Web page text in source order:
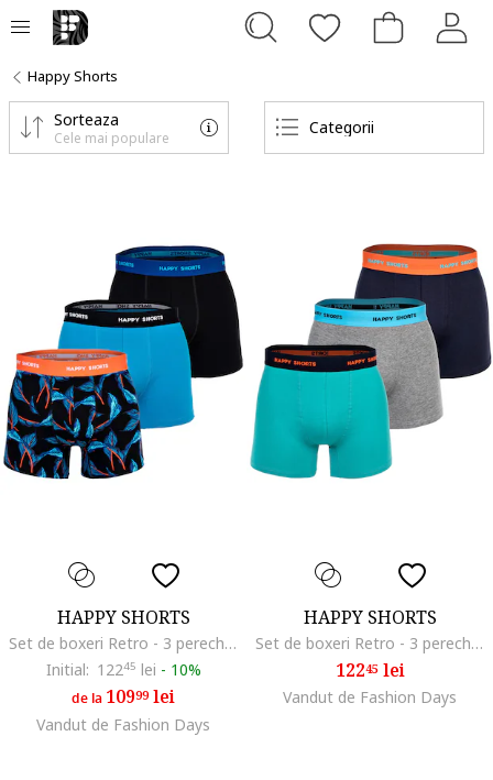
Happy Shorts
Categorii
Sorteaza
Cele mai populare
HAPPY SHORTS
Set de boxeri Retro - 3 perechi, Negru/Portocaliu/Albastru
Initial: 12245 lei - 10%
de la 10999lei
Vandut de Fashion Days
HAPPY SHORTS
Set de boxeri Retro - 3 perechi, Gri/Portocaliu/Turcoaz
12245lei
Vandut de Fashion Days